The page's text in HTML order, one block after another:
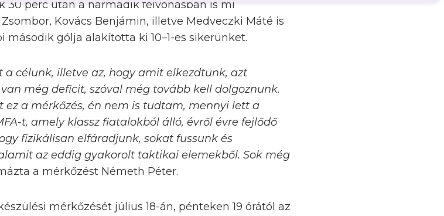
30 perc után a harmadik felvonásban is mi
Kovács Benjámin, illetve Medveczki Máté is
gólja alakította ki 10–1-es sikerünket.
a célunk, illetve az, hogy amit elkezdtünk, azt
még deficit, szóval még tovább kell dolgoznunk.
a mérkőzés, én nem is tudtam, mennyi lett a
t, amely klassz fiatalokból álló, évről évre fejlődő
fizikálisan elfáradjunk, sokat fussunk és
az eddig gyakorolt taktikai elemekből. Sok még
a mérkőzést Németh Péter.
mérkőzését július 18-án, pénteken 19 órától az